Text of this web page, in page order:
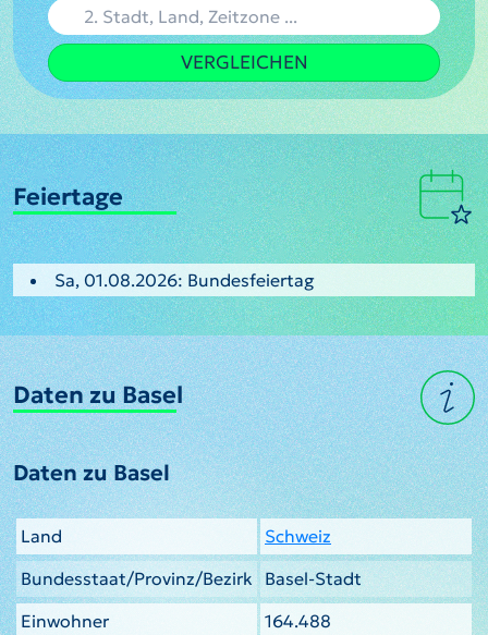
VERGLEICHEN
Feiertage
Sa, 01.08.2026: Bundesfeiertag
Daten zu Basel
Daten zu Basel
Land
Schweiz
Bundesstaat/Provinz/Bezirk
Basel-Stadt
Einwohner
164.488